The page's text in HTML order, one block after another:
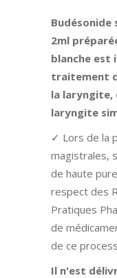
Budésonide
2ml
blanche est
traitement
la laryngite,
laryngite
✓ Lors de la
magistrales,
de haute
respect des
Pratiques
de
de ce
Il n'est